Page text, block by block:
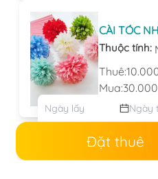
CÀI TÓC
Thuộc tính:
Thuê:
Mua:30.000
Đặt thuê